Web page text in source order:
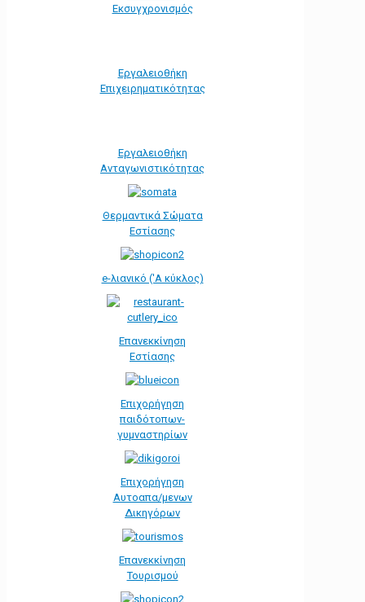
Εκσυγχρονισμός
Εργαλειοθήκη
Eπιχειρηματικότητας
Εργαλειοθήκη
Ανταγωνιστικότητας
Θερμαντικά Σώματα
Εστίασης
e-λιανικό ('Α κύκλος)
Επανεκκίνηση
Εστίασης
Επιχορήγηση
παιδότοπων-
γυμναστηρίων
Επιχορήγηση
Αυτοαπα/μενων
Δικηγόρων
Επανεκκίνηση
Τουρισμού